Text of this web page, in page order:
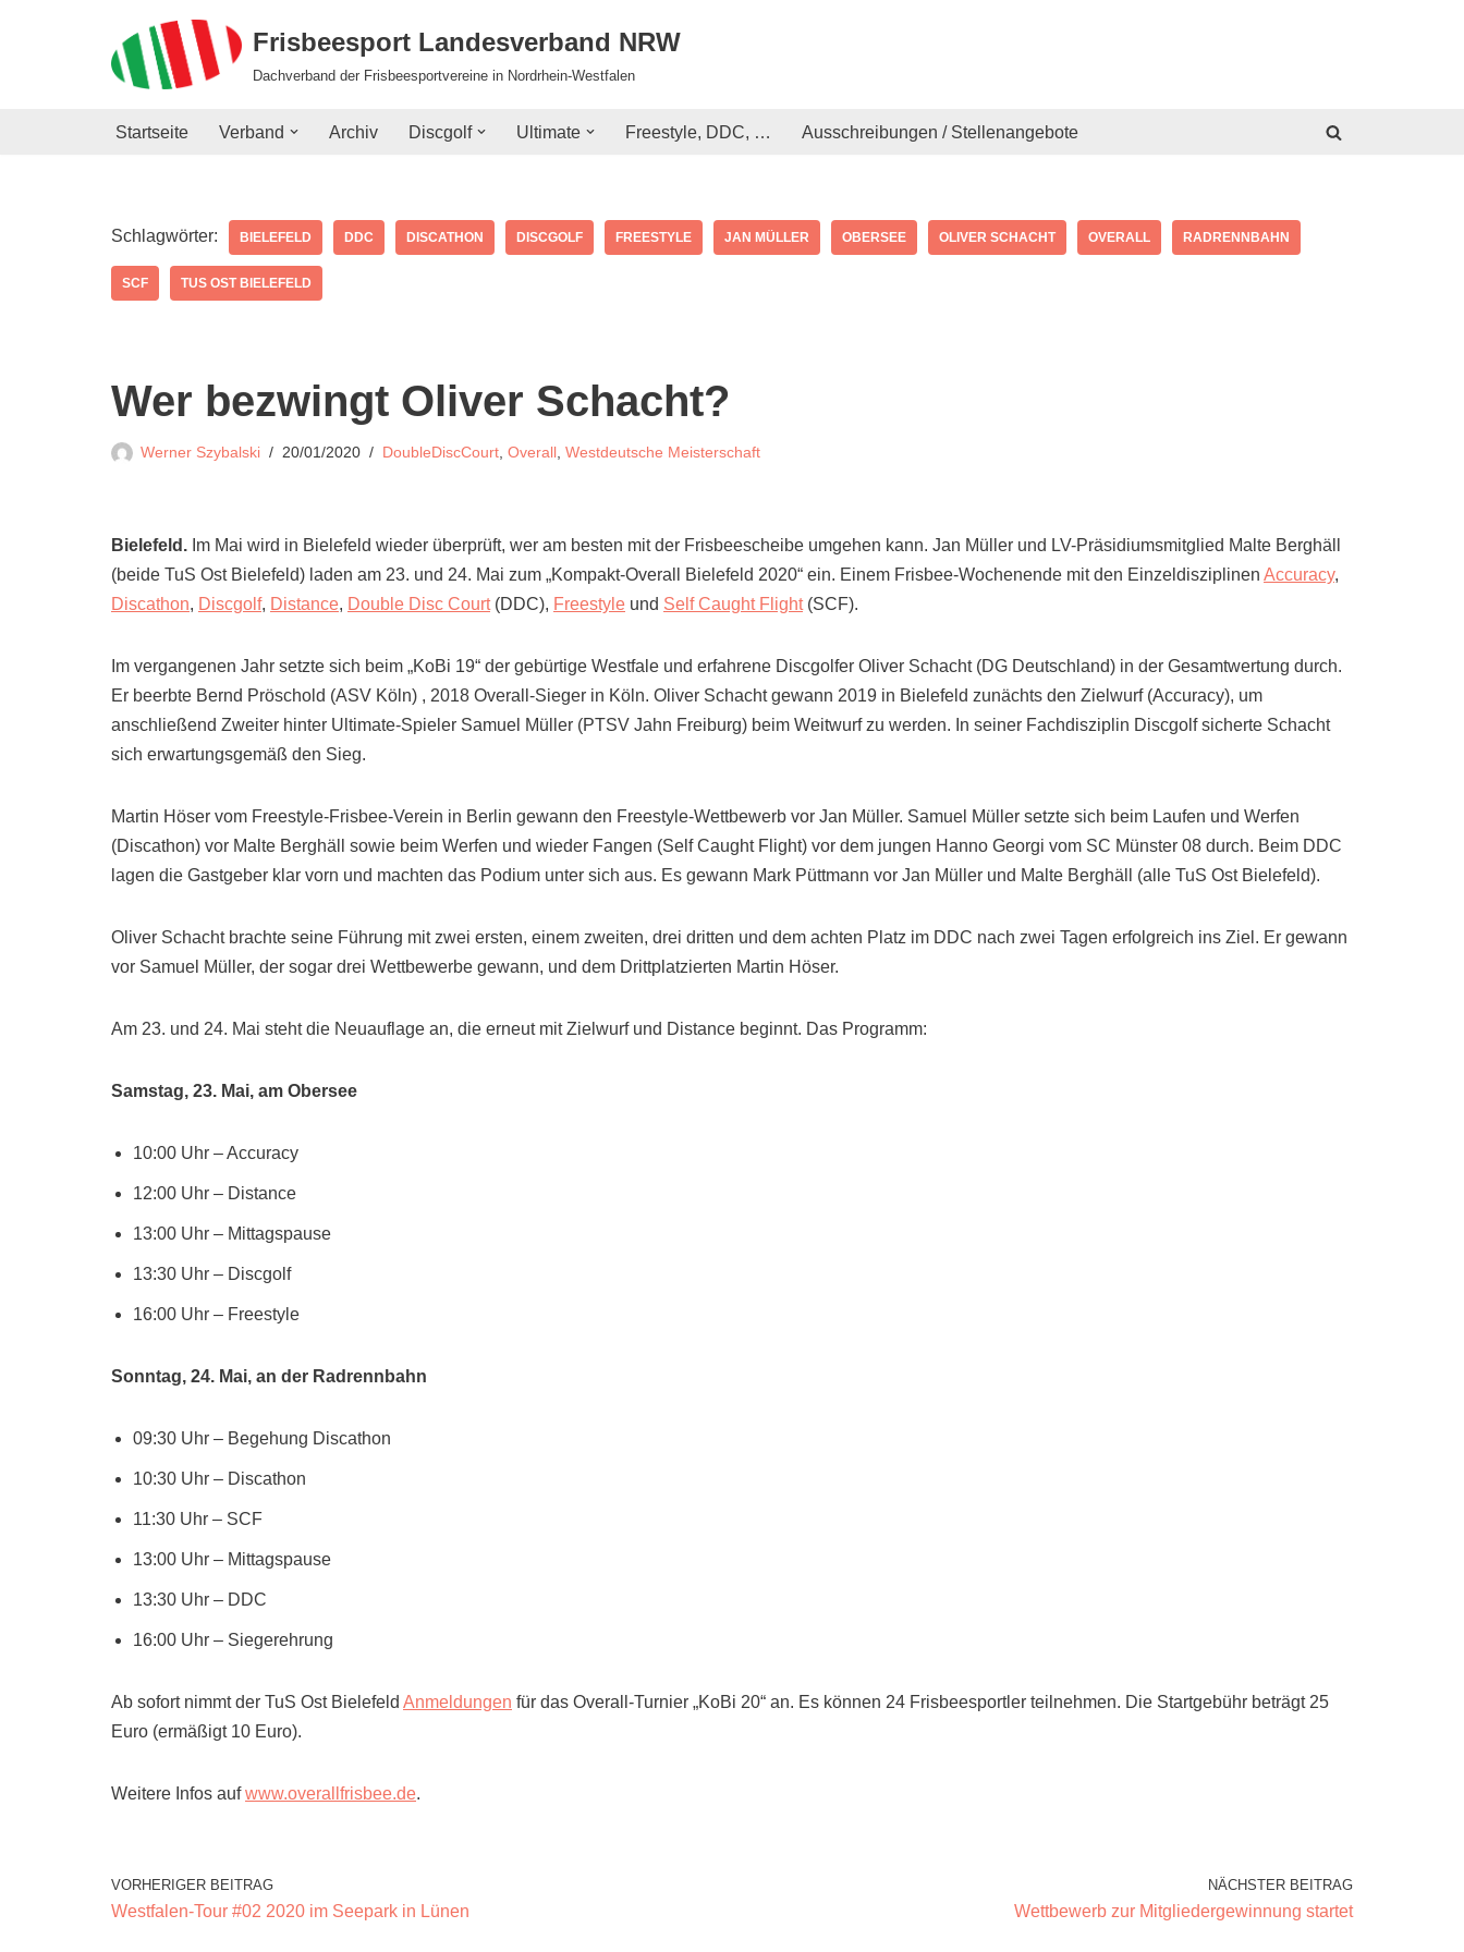
Frisbeesport Landesverband NRW
Dachverband der Frisbeesportvereine in Nordrhein-Westfalen
Startseite Verband Archiv Discgolf Ultimate Freestyle, DDC, … Ausschreibungen / Stellenangebote
Schlagwörter: BIELEFELD DDC DISCATHON DISCGOLF FREESTYLE JAN MÜLLER OBERSEE OLIVER SCHACHT OVERALL RADRENNBAHN
SCF TUS OST BIELEFELD
Wer bezwingt Oliver Schacht?
Werner Szybalski 20/01/2020 DoubleDiscCourt, Overall, Westdeutsche Meisterschaft
Bielefeld. Im Mai wird in Bielefeld wieder überprüft, wer am besten mit der Frisbeescheibe umgehen kann. Jan Müller und LV-Präsidiumsmitglied Malte Berghäll
(beide TuS Ost Bielefeld) laden am 23. und 24. Mai zum „Kompakt-Overall Bielefeld 2020“ ein. Einem Frisbee-Wochenende mit den Einzeldisziplinen Accuracy,
Discathon, Discgolf, Distance, Double Disc Court(DDC), Freestyle und Self Caught Flight(SCF).
Im vergangenen Jahr setzte sich beim „KoBi 19“ der gebürtige Westfale und erfahrene Discgolfer Oliver Schacht (DG Deutschland) in der Gesamtwertung durch.
Er beerbte Bernd Pröschold (ASV Köln) , 2018 Overall-Sieger in Köln. Oliver Schacht gewann 2019 in Bielefeld zunächts den Zielwurf (Accuracy), um
anschließend Zweiter hinter Ultimate-Spieler Samuel Müller (PTSV Jahn Freiburg) beim Weitwurf zu werden. In seiner Fachdisziplin Discgolf sicherte Schacht
sich erwartungsgemäß den Sieg.
Martin Höser vom Freestyle-Frisbee-Verein in Berlin gewann den Freestyle-Wettbewerb vor Jan Müller. Samuel Müller setzte sich beim Laufen und Werfen
(Discathon) vor Malte Berghäll sowie beim Werfen und wieder Fangen (Self Caught Flight) vor dem jungen Hanno Georgi vom SC Münster 08 durch. Beim DDC
lagen die Gastgeber klar vorn und machten das Podium unter sich aus. Es gewann Mark Püttmann vor Jan Müller und Malte Berghäll (alle TuS Ost Bielefeld).
Oliver Schacht brachte seine Führung mit zwei ersten, einem zweiten, drei dritten und dem achten Platz im DDC nach zwei Tagen erfolgreich ins Ziel. Er gewann
vor Samuel Müller, der sogar drei Wettbewerbe gewann, und dem Drittplatzierten Martin Höser.
Am 23. und 24. Mai steht die Neuauflage an, die erneut mit Zielwurf und Distance beginnt. Das Programm:
Samstag, 23. Mai, am Obersee
10:00 Uhr – Accuracy
12:00 Uhr – Distance
13:00 Uhr – Mittagspause
13:30 Uhr – Discgolf
16:00 Uhr – Freestyle
Sonntag, 24. Mai, an der Radrennbahn
09:30 Uhr – Begehung Discathon
10:30 Uhr – Discathon
11:30 Uhr – SCF
13:00 Uhr – Mittagspause
13:30 Uhr – DDC
16:00 Uhr – Siegerehrung
Ab sofort nimmt der TuS Ost Bielefeld Anmeldungen für das Overall-Turnier „KoBi 20“ an. Es können 24 Frisbeesportler teilnehmen. Die Startgebühr beträgt 25
Euro (ermäßigt 10 Euro).
Weitere Infos aufwww.overallfrisbee.de.
VORHERIGER BEITRAG
Westfalen-Tour #02 2020 im Seepark in Lünen
NÄCHSTER BEITRAG
Wettbewerb zur Mitgliedergewinnung startet